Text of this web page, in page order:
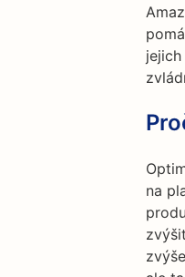
na